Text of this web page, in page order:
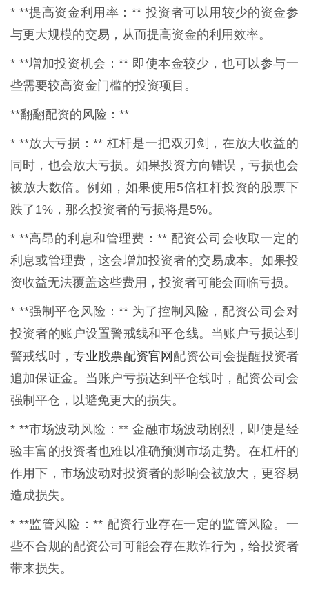
* **提高资金利用率：** 投资者可以用较少的资金参
与更大规模的交易，从而提高资金的利用效率。
* **增加投资机会：** 即使本金较少，也可以参与一
些需要较高资金门槛的投资项目。
**翻翻配资的风险：**
* **放大亏损：** 杠杆是一把双刃剑，在放大收益的
同时，也会放大亏损。如果投资方向错误，亏损也会
被放大数倍。例如，如果使用5倍杠杆投资的股票下
跌了1%，那么投资者的亏损将是5%。
* **高昂的利息和管理费：** 配资公司会收取一定的
利息或管理费，这会增加投资者的交易成本。如果投
资收益无法覆盖这些费用，投资者可能会面临亏损。
* **强制平仓风险：** 为了控制风险，配资公司会对
投资者的账户设置警戒线和平仓线。当账户亏损达到
警戒线时， 专业股票配资官网配资公司会提醒投资者
追加保证金。当账户亏损达到平仓线时，配资公司会
强制平仓，以避免更大的损失。
* **市场波动风险：** 金融市场波动剧烈，即使是经
验丰富的投资者也难以准确预测市场走势。在杠杆的
作用下，市场波动对投资者的影响会被放大，更容易
造成损失。
* **监管风险：** 配资行业存在一定的监管风险。一
些不合规的配资公司可能会存在欺诈行为，给投资者
带来损失。